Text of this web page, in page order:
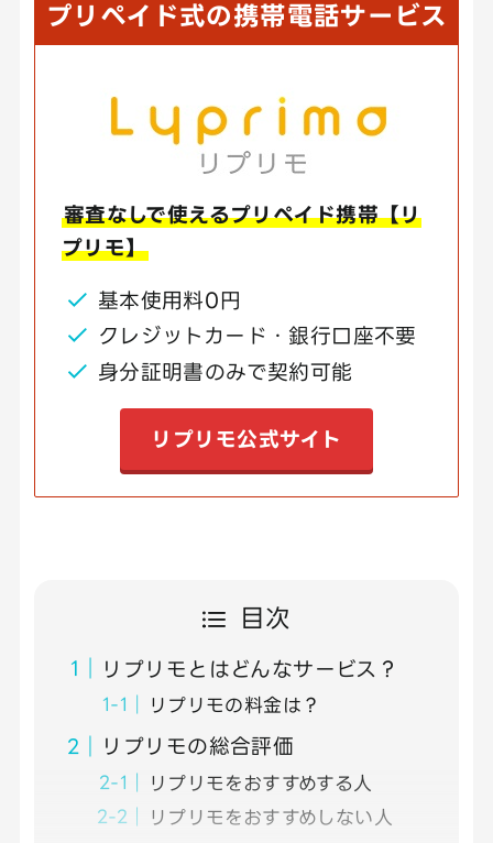
プリペイド式の携帯電話サービス
審査なしで使えるプリペイド携帯【リ
プリモ】
基本使用料0円
クレジットカード・銀行口座不要
身分証明書のみで契約可能
リプリモ公式サイト
目次
リプリモとはどんなサービス？
リプリモの料金は？
リプリモの総合評価
リプリモをおすすめする人
リプリモをおすすめしない人